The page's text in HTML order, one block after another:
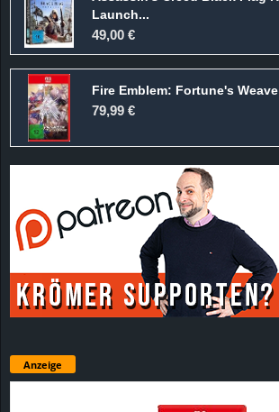
Launch...
49,00 €
Fire Emblem: Fortune's Weave
79,99 €
Anzeige